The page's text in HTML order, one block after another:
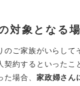
対象となる
ご家族がいらして
契約するといったこ
場合、 家政婦さん